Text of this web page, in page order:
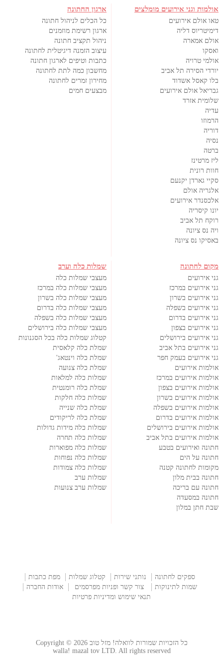
אולמות וגני אירועים מומלצים
טאו אולם אירועים
דימיטריוס דליה
אולם אמארה
ואסקו
אולמי טרויה
יורדי הסירה תל אביב
בלו קאסל אשדוד
גבריאל אולם אירועים
שלומית אזרד
עדיה
הרמוזו
דוריה
נסיה
ברטה
ליז מרטינז
חוות רונית
סקיי גארדן יקנעם
אלגריה אולם
אלכסנדר אירועים
יונו קיסריה
רוקח תל אביב
ויה נס ציונה
באסיקו נס ציונה
ארגון החתונה
כל הכלים לניהול חתונה
ארגון רשימת מוזמנים
ניהול תקציב חתונה
עיצוב הזמנה דיגיטלית לחתונה
כתבות וטיפים לארגון חתונה
מחשבון כמה לתת לחתונה
מחירון זמרים לחתונה
מבצעים חמים
מקום לחתונה
גני אירועים
גני אירועים במרכז
גני אירועים בשרון
גני אירועים בשפלה
גני אירועים בדרום
גני אירועים בצפון
גני אירועים בירושלים
גני אירועים בתל אביב
גני אירועים בעמק חפר
אולמות אירועים
אולמות אירועים במרכז
אולמות אירועים בצפון
אולמות אירועים בשרון
אולמות אירועים בשפלה
אולמות אירועים בדרום
אולמות אירועים בירושלים
אולמות אירועים בתל אביב
חתונה ואירועים בטבע
חתונה על הים
מקומות לחתונה קטנה
חתונה בבית מלון
חתונה עם בריכה
חתונה במסעדה
שבת חתן במלון
שמלות כלה וערב
מעצבי שמלות כלה
מעצבי שמלות כלה במרכז
מעצבי שמלות כלה בשרון
מעצבי שמלות כלה בדרום
מעצבי שמלות כלה בשפלה
מעצבי שמלות כלה בירושלים
קטלוג שמלות כלה בכל הסגנונות
שמלת כלה קלאסית
שמלת כלה וינטאג'
שמלת כלה צנועה
שמלות כלה למלאות
שמלת כלה רומנטית
שמלות כלה חלקות
שמלת כלה שנייה
שמלת כלה לריקודים
שמלות כלה מידות גדולות
שמלות כלה תחרה
שמלות כלה מפוארות
שמלות כלה נפוחות
שמלות כלה צמודות
שמלות ערב
שמלות ערב צנועות
ספקים לחתונה נותני שירות קטלוג שמלות
מפת כתבות
שמות לתינוקות
צור קשר ופניות מפרסמים
אודות החברה
תנאי שימוש ומדיניות פרטיות
כל הזכויות שמורות לוואלה! מזל טוב Copyright © 2026
walla! mazal tov LTD. All rights reserved